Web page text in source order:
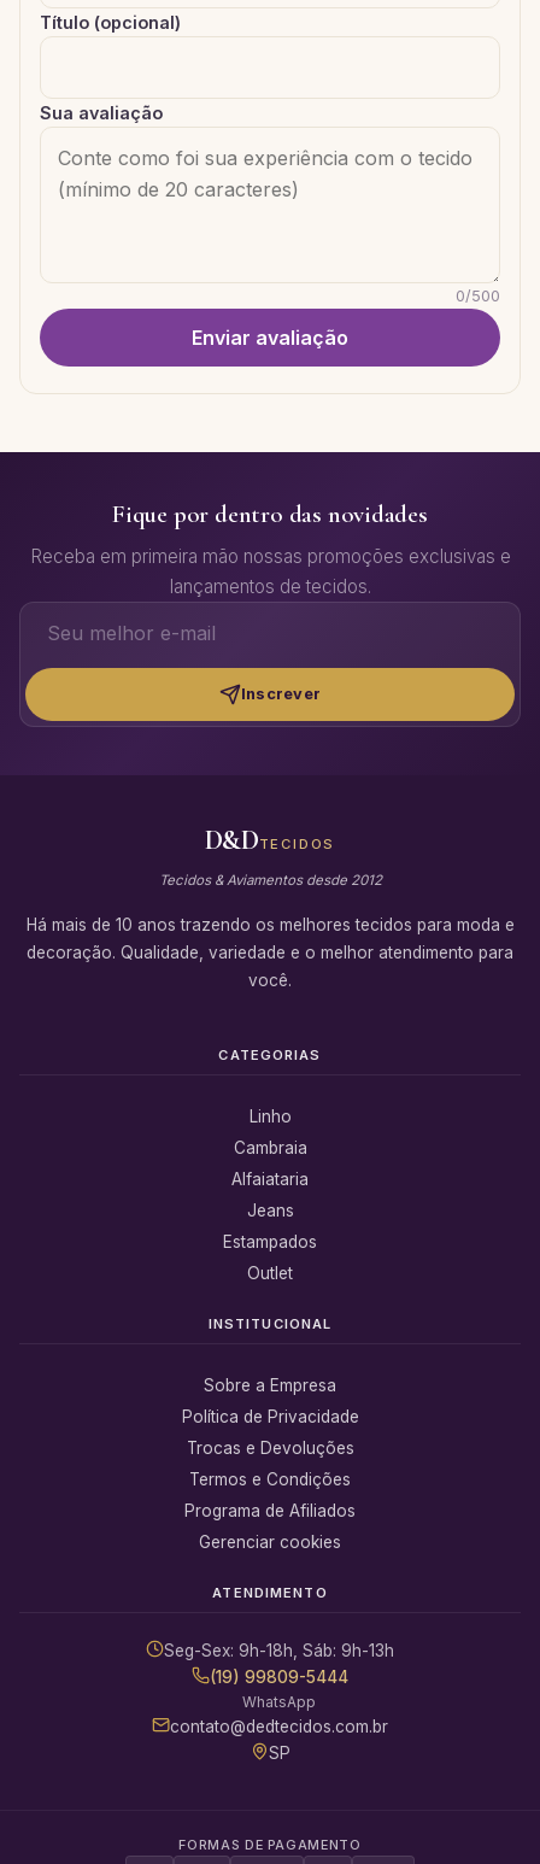
Título (opcional)
Sua avaliação
0/500
Enviar avaliação
Fique por dentro das novidades
Receba em primeira mão nossas promoções exclusivas e
lançamentos de tecidos.
Inscrever
D&DTECIDOS
Tecidos & Aviamentos desde 2012
Há mais de 10 anos trazendo os melhores tecidos para moda e
decoração. Qualidade, variedade e o melhor atendimento para
você.
CATEGORIAS
Linho
Cambraia
Alfaiataria
Jeans
Estampados
Outlet
INSTITUCIONAL
Sobre a Empresa
Política de Privacidade
Trocas e Devoluções
Termos e Condições
Programa de Afiliados
Gerenciar cookies
ATENDIMENTO
Seg-Sex: 9h-18h, Sáb: 9h-13h
(19) 99809-5444
WhatsApp
contato@dedtecidos.com.br
SP
FORMAS DE PAGAMENTO